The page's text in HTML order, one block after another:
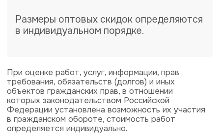
Часто задаваемые
вопросы